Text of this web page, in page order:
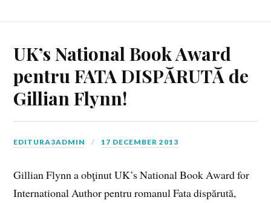
UK’s National Book Award
pentru FATA DISPĂRUTĂ de
Gillian Flynn!
EDITURA3ADMIN 17 DECEMBER 2013
Gillian Flynn a obţinut UK’s National Book Award for
International Author pentru romanul Fata dispărută,